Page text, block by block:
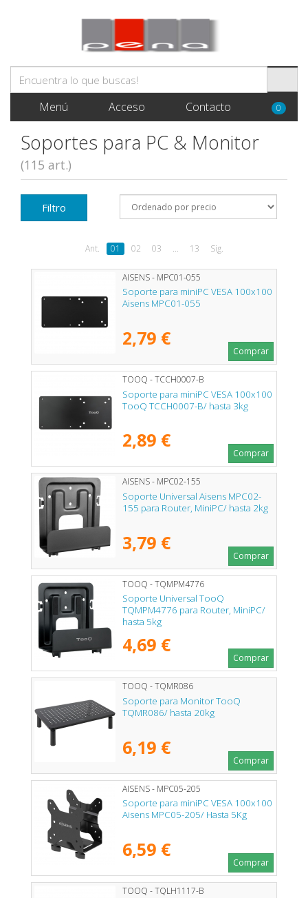
Menú Acceso Contacto 0
Soportes para PC & Monitor
(115 art.)
Filtro
Ant. 01 02 03 ... 13 Sig.
AISENS - MPC01-055
Soporte para miniPC VESA 100x100
Aisens MPC01-055
2,79 €
Comprar
TOOQ - TCCH0007-B
Soporte para miniPC VESA 100x100
TooQ TCCH0007-B/ hasta 3kg
2,89 €
Comprar
AISENS - MPC02-155
Soporte Universal Aisens MPC02-
155 para Router, MiniPC/ hasta 2kg
3,79 €
Comprar
TOOQ - TQMPM4776
Soporte Universal TooQ
TQMPM4776 para Router, MiniPC/
hasta 5kg
4,69 €
Comprar
TOOQ - TQMR086
Soporte para Monitor TooQ
TQMR086/ hasta 20kg
6,19 €
Comprar
AISENS - MPC05-205
Soporte para miniPC VESA 100x100
Aisens MPC05-205/ Hasta 5Kg
6,59 €
Comprar
TOOQ - TQLH1117-B